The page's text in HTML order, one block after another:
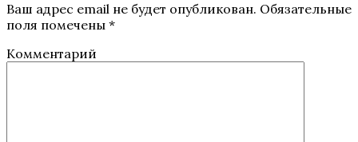
Ваш адрес email не будет опубликован. Обязательные
поля помечены *
Комментарий